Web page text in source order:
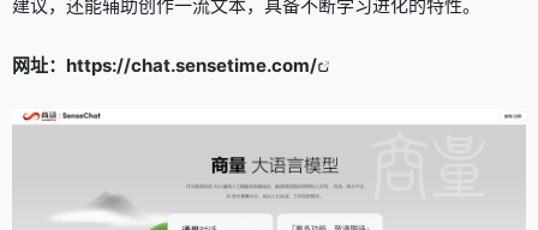
建议，还能辅助创作一流文本，具备不断学习进化的特性。
网址： https://chat.sensetime.com/